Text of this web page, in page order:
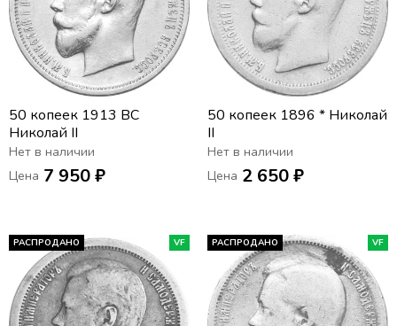
50 копеек 1913 ВС
Николай II
Нет в наличии
Цена 7 950 ₽
50 копеек 1896 * Николай
II
Нет в наличии
Цена 2 650 ₽
РАСПРОДАНО VF РАСПРОДАНО VF